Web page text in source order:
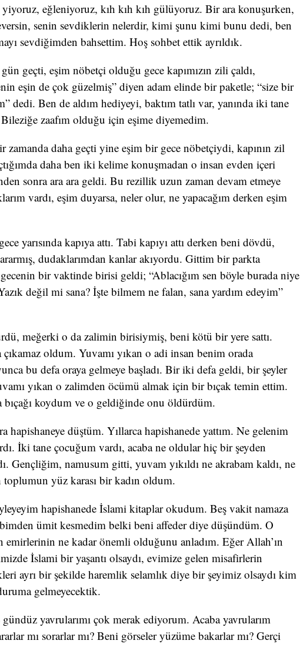
eğleniyoruz, kıh kıh kıh gülüyoruz. Bir ara konuşurken,
senin sevdiklerin nelerdir, kimi şunu kimi bunu dedi, ben
sevdiğimden bahsettim. Hoş sohbet ettik ayrıldık.
geçti, eşim nöbetçi olduğu gece kapımızın zili çaldı,
eşin de çok güzelmiş” diyen adam elinde bir paketle; “size bir
dedi. Ben de aldım hediyeyi, baktım tatlı var, yanında iki tane
zaafım olduğu için eşime diyemedim.
zamanda daha geçti yine eşim bir gece nöbetçiydi, kapının zil
daha ben iki kelime konuşmadan o insan evden içeri
sonra ara ara geldi. Bu rezillik uzun zaman devam etmeye
vardı, eşim duyarsa, neler olur, ne yapacağım derken eşim
yarısında kapıya attı. Tabi kapıyı attı derken beni dövdü,
dudaklarımdan kanlar akıyordu. Gittim bir parkta
bir vaktinde birisi geldi; “Ablacığım sen böyle burada niye
değil mi sana? İşte bilmem ne falan, sana yardım edeyim”
meğerki o da zalimin birisiymiş, beni kötü bir yere sattı.
çıkamaz oldum. Yuvamı yıkan o adi insan benim orada
bu defa oraya gelmeye başladı. Bir iki defa geldi, bir şeyler
yıkan o zalimden öcümü almak için bir bıçak temin ettim.
bıçağı koydum ve o geldiğinde onu öldürdüm.
hapishaneye düştüm. Yıllarca hapishanede yattım. Ne gelenim
İki tane çocuğum vardı, acaba ne oldular hiç bir şeyden
Gençliğim, namusum gitti, yuvam yıkıldı ne akrabam kaldı, ne
yüz karası bir kadın oldum.
hapishanede İslami kitaplar okudum. Beş vakit namaza
ümit kesmedim belki beni affeder diye düşündüm. O
emirlerinin ne kadar önemli olduğunu anladım. Eğer Allah’ın
İslami bir yaşantı olsaydı, evimize gelen misafirlerin
ayrı bir şekilde haremlik selamlık diye bir şeyimiz olsaydı kim
gelmeyecektik.
yavrularımı çok merak ediyorum. Acaba yavrularım
mı sorarlar mı? Beni görseler yüzüme bakarlar mı? Gerçi